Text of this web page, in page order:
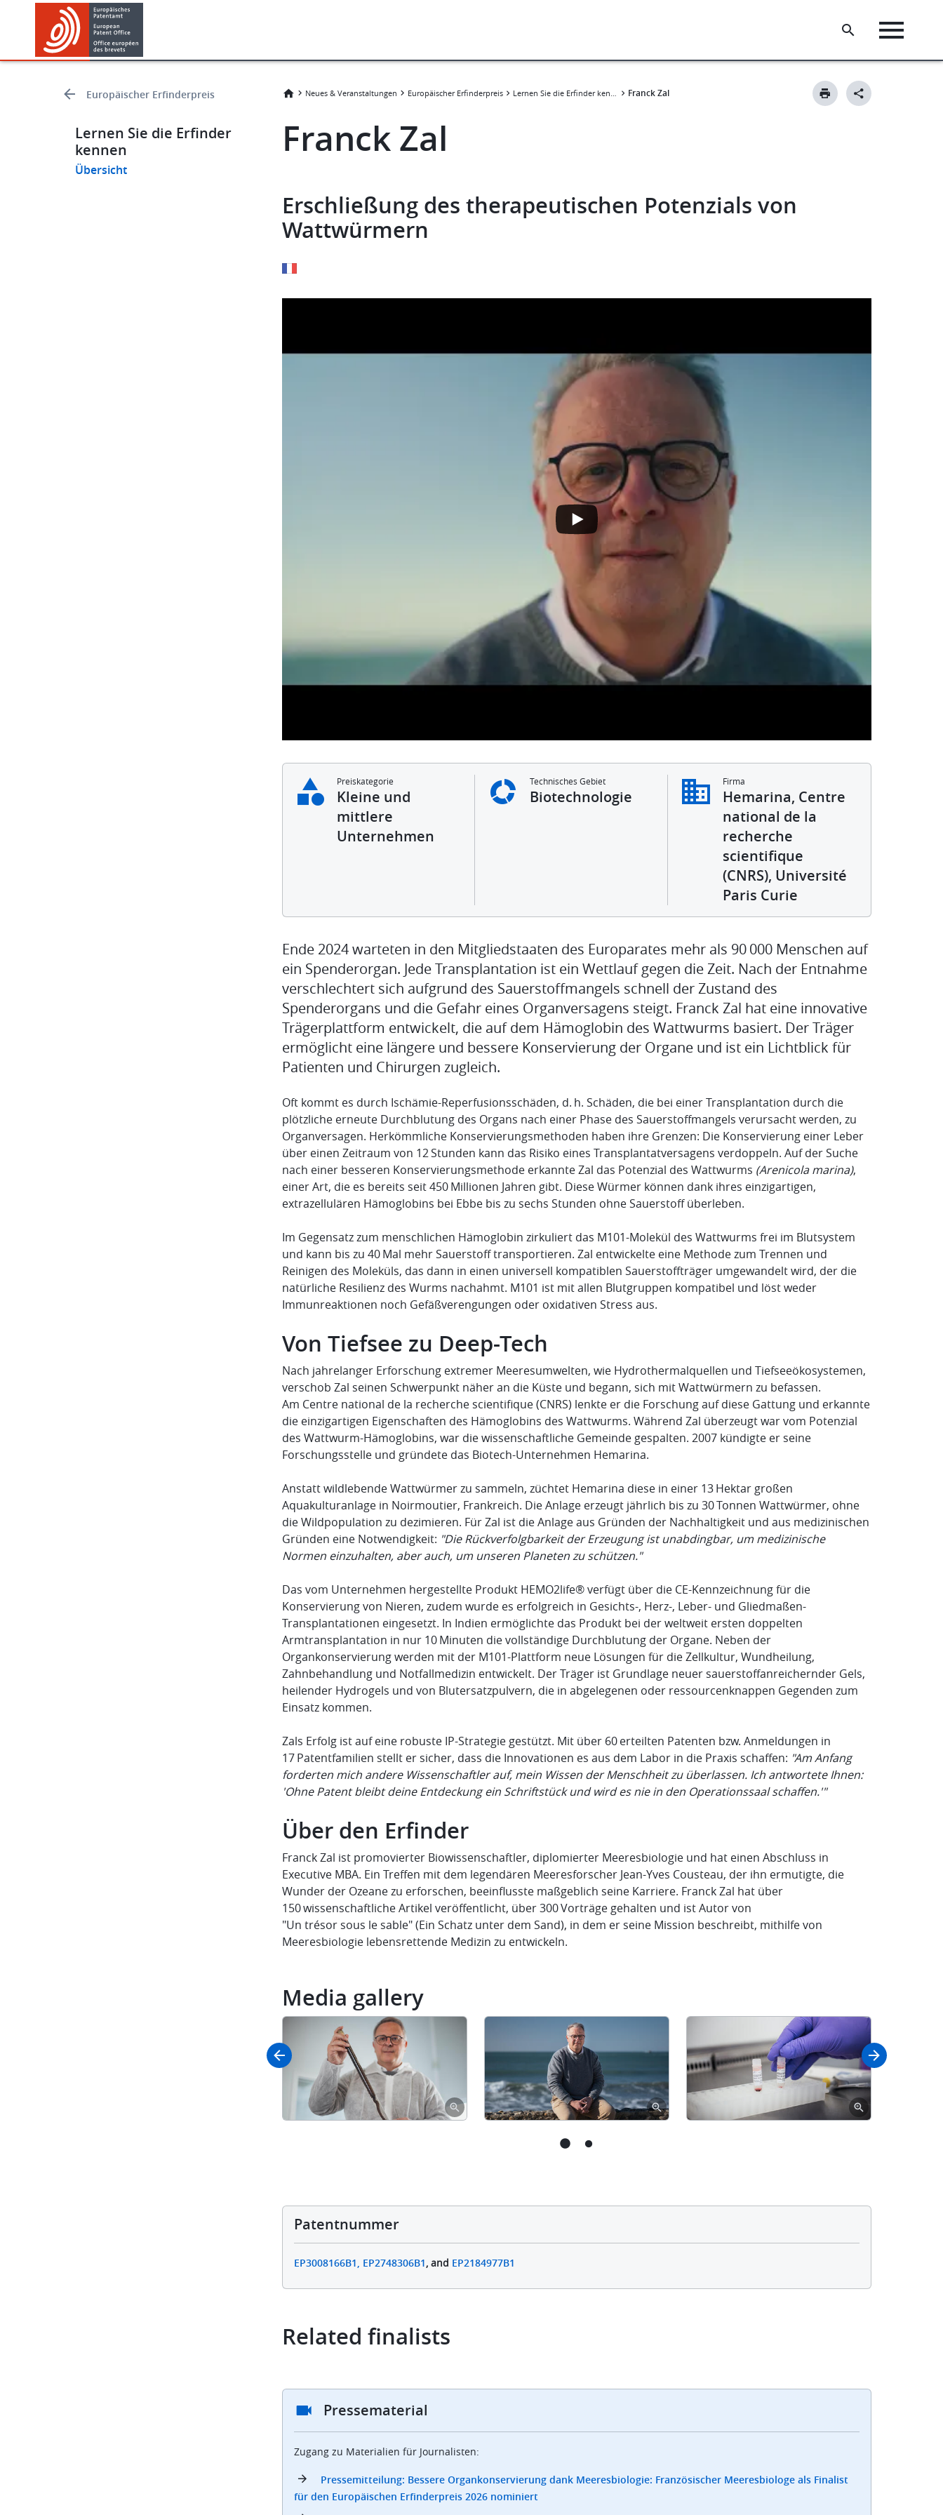
content
Europäischer Erfinderpreis
Lernen Sie die Erfinder
kennen
Übersicht
Neues & Veranstaltungen Europäischer Erfinderpreis Lernen Sie die Erfinder kennen ​​Franck Zal​
​​Franck Zal​
Erschließung des therapeutischen Potenzials von
Wattwürmern
Preiskategorie
Kleine und
mittlere
Unternehmen
Technisches Gebiet
Biotechnologie
Firma
Hemarina, Centre
national de la
recherche
scientifique
(CNRS), Université
Paris Curie
Ende 2024 warteten in den Mitgliedstaaten des Europarates mehr als 90 000 Menschen auf
ein Spenderorgan. Jede Transplantation ist ein Wettlauf gegen die Zeit. Nach der Entnahme
verschlechtert sich aufgrund des Sauerstoffmangels schnell der Zustand des
Spenderorgans und die Gefahr eines Organversagens steigt. Franck Zal hat eine innovative
Trägerplattform entwickelt, die auf dem Hämoglobin des Wattwurms basiert. Der Träger
ermöglicht eine längere und bessere Konservierung der Organe und ist ein Lichtblick für
Patienten und Chirurgen zugleich.
Oft kommt es durch Ischämie-Reperfusionsschäden, d. h. Schäden, die bei einer Transplantation durch die
plötzliche erneute Durchblutung des Organs nach einer Phase des Sauerstoffmangels verursacht werden, zu
Organversagen. Herkömmliche Konservierungsmethoden haben ihre Grenzen: Die Konservierung einer Leber
über einen Zeitraum von 12 Stunden kann das Risiko eines Transplantatversagens verdoppeln. Auf der Suche
nach einer besseren Konservierungsmethode erkannte Zal das Potenzial des Wattwurms (Arenicola marina),
einer Art, die es bereits seit 450 Millionen Jahren gibt. Diese Würmer können dank ihres einzigartigen,
extrazellulären Hämoglobins bei Ebbe bis zu sechs Stunden ohne Sauerstoff überleben.
Im Gegensatz zum menschlichen Hämoglobin zirkuliert das M101-Molekül des Wattwurms frei im Blutsystem
und kann bis zu 40 Mal mehr Sauerstoff transportieren. Zal entwickelte eine Methode zum Trennen und
Reinigen des Moleküls, das dann in einen universell kompatiblen Sauerstoffträger umgewandelt wird, der die
natürliche Resilienz des Wurms nachahmt. M101 ist mit allen Blutgruppen kompatibel und löst weder
Immunreaktionen noch Gefäßverengungen oder oxidativen Stress aus.
Von Tiefsee zu Deep-Tech
Nach jahrelanger Erforschung extremer Meeresumwelten, wie Hydrothermalquellen und Tiefseeökosystemen,
verschob Zal seinen Schwerpunkt näher an die Küste und begann, sich mit Wattwürmern zu befassen.
Am Centre national de la recherche scientifique (CNRS) lenkte er die Forschung auf diese Gattung und erkannte
die einzigartigen Eigenschaften des Hämoglobins des Wattwurms. Während Zal überzeugt war vom Potenzial
des Wattwurm-Hämoglobins, war die wissenschaftliche Gemeinde gespalten. 2007 kündigte er seine
Forschungsstelle und gründete das Biotech-Unternehmen Hemarina.
Anstatt wildlebende Wattwürmer zu sammeln, züchtet Hemarina diese in einer 13 Hektar großen
Aquakulturanlage in Noirmoutier, Frankreich. Die Anlage erzeugt jährlich bis zu 30 Tonnen Wattwürmer, ohne
die Wildpopulation zu dezimieren. Für Zal ist die Anlage aus Gründen der Nachhaltigkeit und aus medizinischen
Gründen eine Notwendigkeit: "Die Rückverfolgbarkeit der Erzeugung ist unabdingbar, um medizinische
Normen einzuhalten, aber auch, um unseren Planeten zu schützen."
Das vom Unternehmen hergestellte Produkt HEMO2life® verfügt über die CE-Kennzeichnung für die
Konservierung von Nieren, zudem wurde es erfolgreich in Gesichts-, Herz-, Leber- und Gliedmaßen-
Transplantationen eingesetzt. In Indien ermöglichte das Produkt bei der weltweit ersten doppelten
Armtransplantation in nur 10 Minuten die vollständige Durchblutung der Organe. Neben der
Organkonservierung werden mit der M101-Plattform neue Lösungen für die Zellkultur, Wundheilung,
Zahnbehandlung und Notfallmedizin entwickelt. Der Träger ist Grundlage neuer sauerstoffanreichernder Gels,
heilender Hydrogels und von Blutersatzpulvern, die in abgelegenen oder ressourcenknappen Gegenden zum
Einsatz kommen.
Zals Erfolg ist auf eine robuste IP-Strategie gestützt. Mit über 60 erteilten Patenten bzw. Anmeldungen in
17 Patentfamilien stellt er sicher, dass die Innovationen es aus dem Labor in die Praxis schaffen: "Am Anfang
forderten mich andere Wissenschaftler auf, mein Wissen der Menschheit zu überlassen. Ich antwortete Ihnen:
'Ohne Patent bleibt deine Entdeckung ein Schriftstück und wird es nie in den Operationssaal schaffen.'"
Über den Erfinder
Franck Zal ist promovierter Biowissenschaftler, diplomierter Meeresbiologie und hat einen Abschluss in
Executive MBA. Ein Treffen mit dem legendären Meeresforscher Jean-Yves Cousteau, der ihn ermutigte, die
Wunder der Ozeane zu erforschen, beeinflusste maßgeblich seine Karriere. Franck Zal hat über
150 wissenschaftliche Artikel veröffentlicht, über 300 Vorträge gehalten und ist Autor von
"Un trésor sous le sable" (Ein Schatz unter dem Sand), in dem er seine Mission beschreibt, mithilfe von
Meeresbiologie lebensrettende Medizin zu entwickeln.
Media gallery
Patentnummer
EP3008166B1, EP2748306B1, and EP2184977B1
Related finalists
Pressematerial
Zugang zu Materialien für Journalisten:
Pressemitteilung: Bessere Organkonservierung dank Meeresbiologie: Französischer Meeresbiologe als Finalist
für den Europäischen Erfinderpreis 2026 nominiert